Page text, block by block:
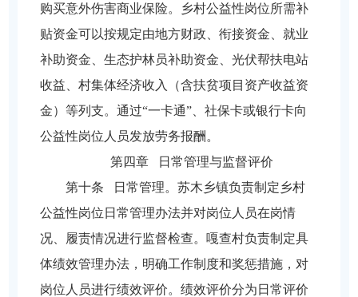
购买意外伤害商业保险。乡村公益性岗位所需补
贴资金可以按规定由地方财政、衔接资金、就业
补助资金、生态护林员补助资金、光伏帮扶电站
收益、村集体经济收入（含扶贫项目资产收益资
金）等列支。通过“一卡通”、社保卡或银行卡向
公益性岗位人员发放劳务报酬。
第四章 日常管理与监督评价
第十条 日常管理。苏木乡镇负责制定乡村
公益性岗位日常管理办法并对岗位人员在岗情
况、履责情况进行监督检查。嘎查村负责制定具
体绩效管理办法，明确工作制度和奖惩措施，对
岗位人员进行绩效评价。绩效评价分为日常评价